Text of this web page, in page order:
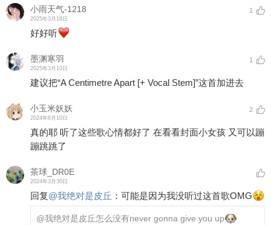
小雨天气-1218
2025年3月18日
1
好好听
墨渊寒羽
2025年3月10日
1
建议把“A Centimetre Apart [+ Vocal Stem]”这首加进去
小玉米妖妖
2024年6月10日
2
真的耶 听了这些歌心情都好了 在看看封面小女孩 又可以蹦
蹦跳跳了
茶球_DR0E
2024年3月30日
回复@我绝对是皮丘 ： 可能是因为我没听过这首歌OMG
@我绝对是皮丘怎么没有never gonna give you up